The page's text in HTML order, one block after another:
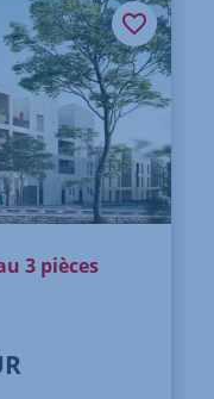
3 pièces